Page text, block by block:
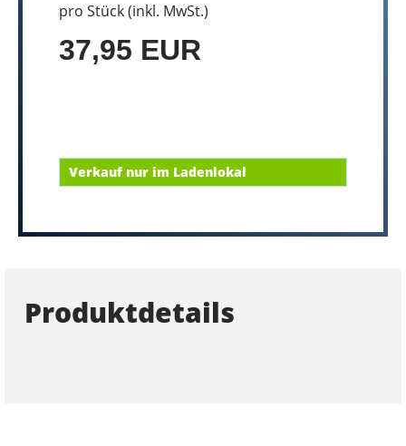
pro Stück (inkl. MwSt.)
37,95 EUR
Verkauf nur im Ladenlokal
Produktdetails